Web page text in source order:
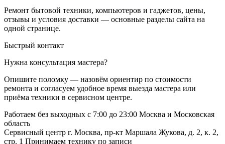
Ремонт бытовой техники, компьютеров и гаджетов, цены,
отзывы и условия доставки — основные разделы сайта на
одной странице.
Быстрый контакт
Нужна консультация мастера?
Опишите поломку — назовём ориентир по стоимости
ремонта и согласуем удобное время выезда мастера или
приёма техники в сервисном центре.
Работаем без выходных с 7:00 до 23:00 Москва и Московская
область
Сервисный центр г. Москва, пр-кт Маршала Жукова, д. 2, к. 2,
стр. 1 Принимаем технику по записи